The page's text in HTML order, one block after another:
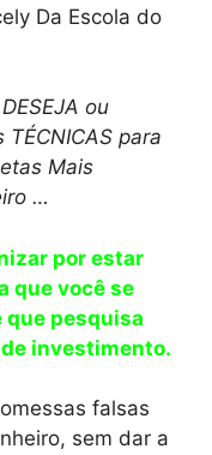
Da Escola do
ou
para
Mais
…
por estar
que você se
que pesquisa
investimento.
falsas
sem dar a